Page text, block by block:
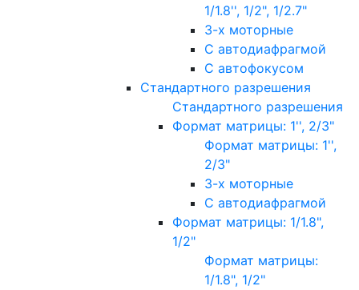
1/1.8'', 1/2", 1/2.7"
3-х моторные
С автодиафрагмой
С автофокусом
Стандартного разрешения
Стандартного разрешения
Формат матрицы: 1'', 2/3"
Формат матрицы: 1'',
2/3"
3-х моторные
С автодиафрагмой
Формат матрицы: 1/1.8",
1/2"
Формат матрицы:
1/1.8", 1/2"